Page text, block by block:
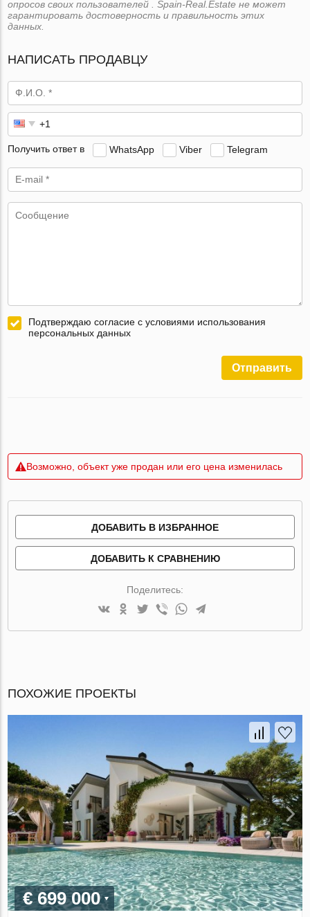
опросов своих пользователей . Spain-Real.Estate не может
гарантировать достоверность и правильность этих
данных.
НАПИСАТЬ ПРОДАВЦУ
Получить ответ в WhatsApp Viber Telegram
Подтверждаю согласие с условиями использования
персональных данных
Отправить
Возможно, объект уже продан или его цена изменилась
ДОБАВИТЬ В ИЗБРАННОЕ
ДОБАВИТЬ К СРАВНЕНИЮ
Поделитесь:
ПОХОЖИЕ ПРОЕКТЫ
€ 699 000